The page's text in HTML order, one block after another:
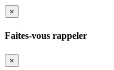
×
Faites-vous rappeler
×